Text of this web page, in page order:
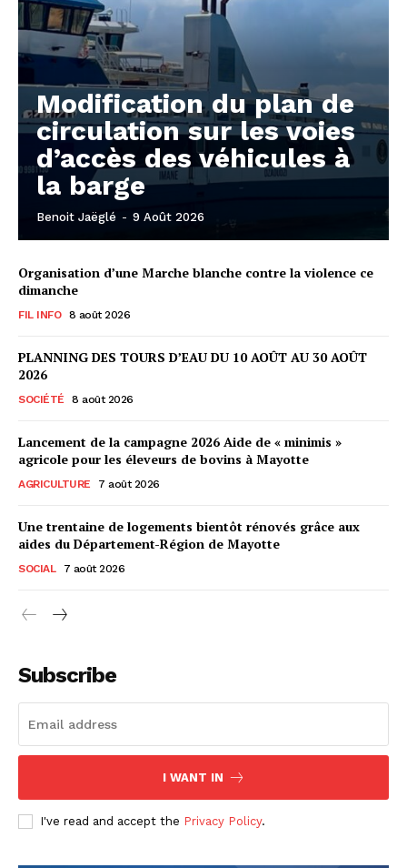
Modification du plan de
circulation sur les voies
d’accès des véhicules à
la barge
Benoit Jaëglé - 9 Août 2026
Organisation d’une Marche blanche contre la violence ce
dimanche
FIL INFO 8 août 2026
PLANNING DES TOURS D’EAU DU 10 AOÛT AU 30 AOÛT
2026
SOCIÉTÉ 8 août 2026
Lancement de la campagne 2026 Aide de « minimis »
agricole pour les éleveurs de bovins à Mayotte
AGRICULTURE 7 août 2026
Une trentaine de logements bientôt rénovés grâce aux
aides du Département-Région de Mayotte
SOCIAL 7 août 2026
Subscribe
I WANT IN
I've read and accept the Privacy Policy.